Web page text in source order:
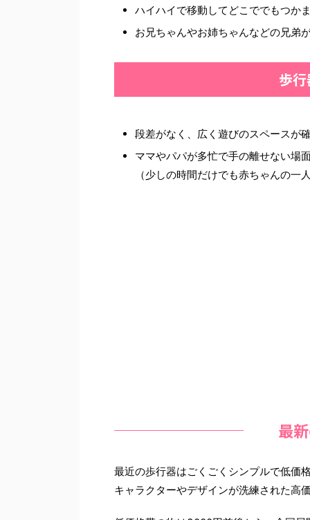
ハイハイで移動してどこででもつか
お兄ちゃんやお姉ちゃんなどの兄弟
歩
段差がなく、広く遊びのスペースが
ママやパパが多忙で手の離せない場
（少しの時間だけでも赤ちゃんの
最
最近の歩行器はごくごくシンプルで低価
キャラクターやデザインが洗練された高